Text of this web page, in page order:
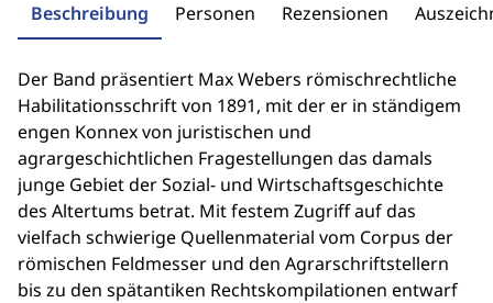
Beschreibung Personen Rezensionen
Der Band präsentiert Max Webers römischrechtliche
Habilitationsschrift von 1891, mit der er in ständigem
engen Konnex von juristischen und
agrargeschichtlichen Fragestellungen das damals
junge Gebiet der Sozial- und Wirtschaftsgeschichte
des Altertums betrat. Mit festem Zugriff auf das
vielfach schwierige Quellenmaterial vom Corpus der
römischen Feldmesser und den Agrarschriftstellern
bis zu den spätantiken Rechtskompilationen entwarf